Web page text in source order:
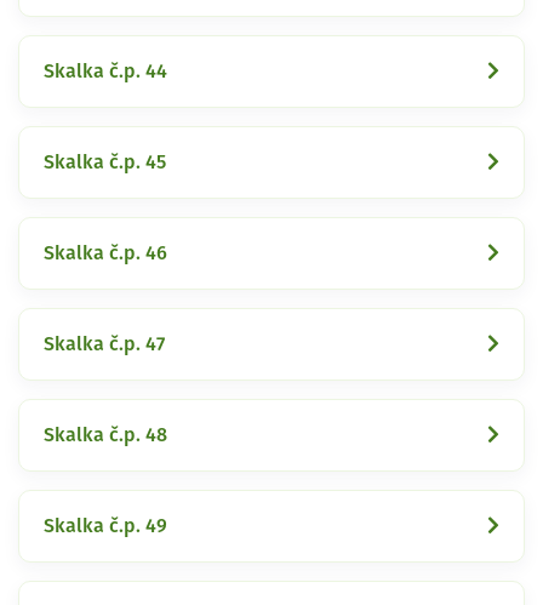
Skalka č.p. 44
Skalka č.p. 45
Skalka č.p. 46
Skalka č.p. 47
Skalka č.p. 48
Skalka č.p. 49